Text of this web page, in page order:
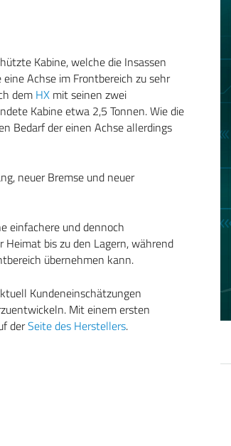
Kabine, welche die Insassen
Achse im Frontbereich zu sehr
dem HX mit seinen zwei
Kabine etwa 2,5 Tonnen. Wie die
Bedarf der einen Achse allerdings
neuer Bremse und neuer
einfachere und dennoch
bis zu den Lagern, während
übernehmen kann.
Kundeneinschätzungen
Mit einem ersten
derSeite des Herstellers.